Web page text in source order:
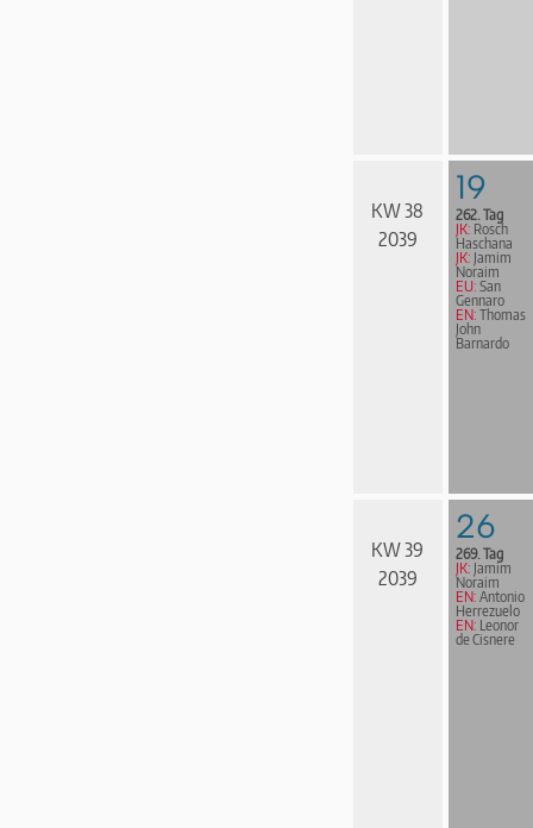
KW 38
2039
19
262. Tag
JK: Rosch
Haschana
JK: Jamim
Noraim
EU: San
Gennaro
EN: Thomas
John
Barnardo
KW 39
2039
26
269. Tag
JK: Jamim
Noraim
EN: Antonio
Herrezuelo
EN: Leonor
de Cisnere